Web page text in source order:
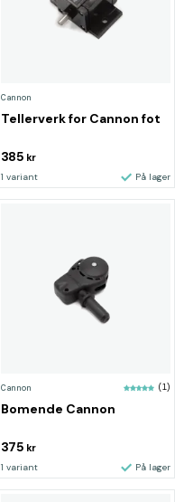
Cannon
Tellerverk for Cannon fot
385 kr
1 variant På lager
Cannon (1)
Bomende Cannon
375 kr
1 variant På lager